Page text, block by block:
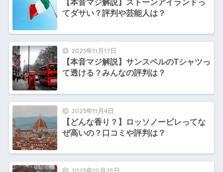
【本音マジ解説】ストーンアイランドっ
てダサい？評判や芸能人は？
2023年11月17日
【本音マジ解説】サンスペルのTシャツっ
て透ける？みんなの評判は？
2023年11月4日
【どんな香り？】ロッソノービレってな
ぜ高いの？口コミや評判は？